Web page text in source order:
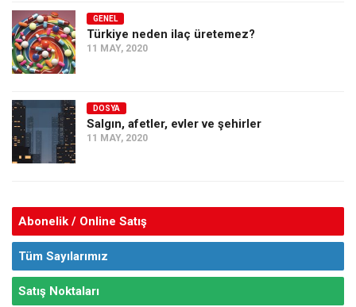
GENEL
Türkiye neden ilaç üretemez?
11 MAY, 2020
DOSYA
Salgın, afetler, evler ve şehirler
11 MAY, 2020
Abonelik / Online Satış
Tüm Sayılarımız
Satış Noktaları